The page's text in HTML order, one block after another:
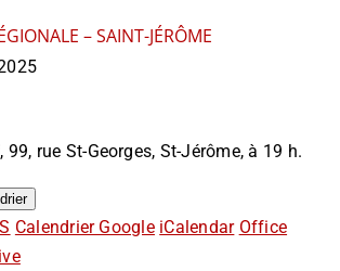
– SAINT-JÉRÔME
, 99, rue St-Georges, St-Jérôme, à 19 h.
Calendrier Google iCalendar Office